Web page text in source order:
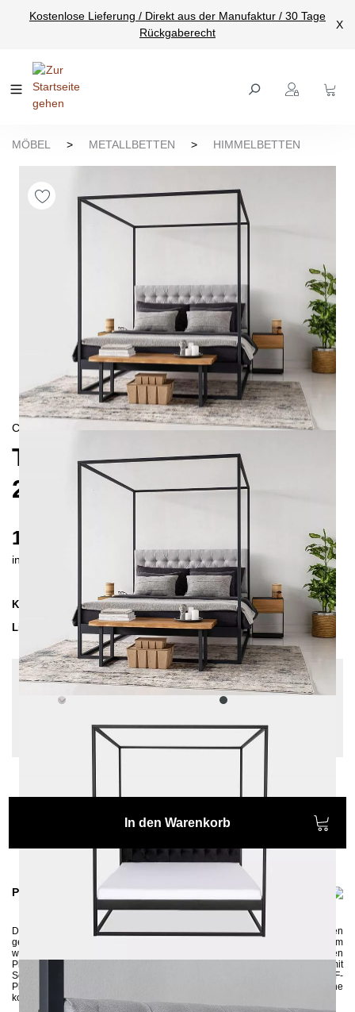
springen
Kostenlose Lieferung / Direkt aus der Manufaktur / 30 Tage
Rückgaberecht
X
MÖBEL > METALLBETTEN > HIMMELBETTEN
CONTEMPORAIN
TELA HIMMELBETT
200X200
1810 €
inkl. MwSt. inkl. Versandkosten (DE)
Kollektion
TELA
Lieferzeit
4-5 Wochen| vsl. 3. Sep - 10. Sep
Konfiguration bearbeiten
Hellgrau - Struktur, Farben:
Anthrazit,
Kapitonierung: mit
In den Warenkorb
Produktinformationen
Das hochwertige Himmelbett TELA wird in Handarbeit aus 3x3 cm Profilen
gefertigt und anschließend umweltschonend pulverbeschichtet.
Dank dem
weichen Kopfteil
den Benutzern einen bequemen
Platz zum Entspannen und Schlafen.
Das gesteppte Bettkopfteil wird mit
Schrauben an die Pfosten befestigt. Das Kopfteil besteht aus stabiler MDF-
Platte und einer Polsterung aus hochelastischem Schaumstoff, der eine
komfortable Stütze für den Rücken bietet.